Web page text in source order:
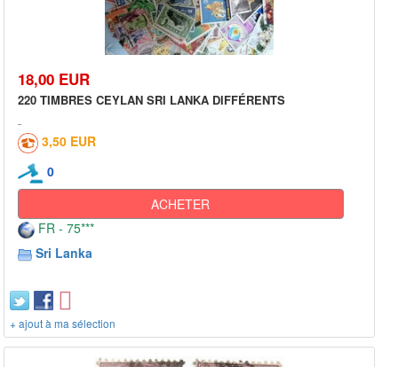
18,00 EUR
220 TIMBRES CEYLAN SRI LANKA DIFFÉRENTS
3,50 EUR
0
ACHETER
FR - 75***
Sri Lanka
+ ajout à ma sélection